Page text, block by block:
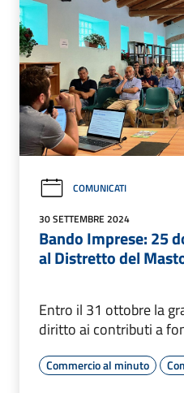
COMUNICATI
30 SETTEMBRE 2024
Bando Imprese: 25
al Distretto del
Entro il 31 ottobre la
diritto ai contributi a
Commercio al minuto